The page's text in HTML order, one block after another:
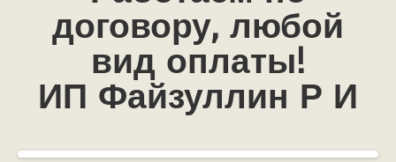
договору, любой
вид оплаты!
ИП Файзуллин Р И